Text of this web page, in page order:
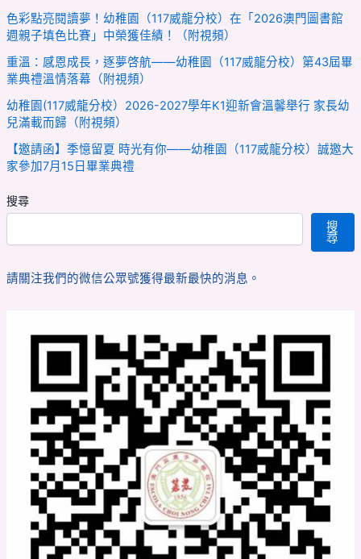
色彩點亮閱讀夢！幼稚園（117威龍分校）在「2026澳門圖書館
週親子填色比賽」中榮獲佳績！（附視頻）
重溫：感恩成長，逐夢啓航——幼稚園（117威龍分校）第43屆畢
業典禮溫情落幕（附視頻）
幼稚園(117威龍分校）2026-2027學年K1迎新會溫馨舉行 家長幼
兒滿載而歸（附視頻）
【邀請函】季憶留夏 時光有你——幼稚園（117威龍分校）誠邀大
家參加7月15日畢業典禮
搜尋
搜
尋
請關注我們的微信公眾號獲得最新最快的消息。